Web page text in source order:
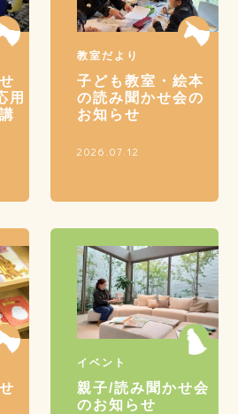
用
教室だより
子ども教室・絵本
の読み聞かせ会の
お知らせ
2026.07.12
イベント
親子/読み聞かせ会
のお知らせ